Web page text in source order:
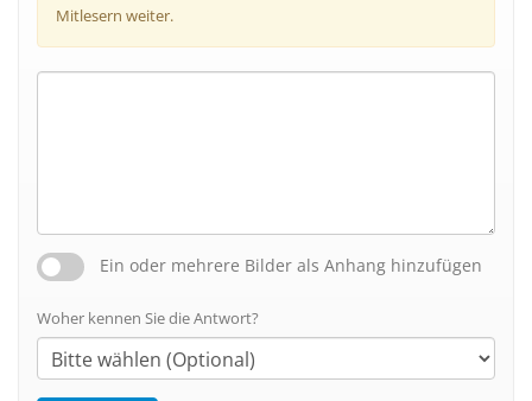
Mitlesern weiter.
Ein oder mehrere Bilder als Anhang hinzufügen
Woher kennen Sie die Antwort?